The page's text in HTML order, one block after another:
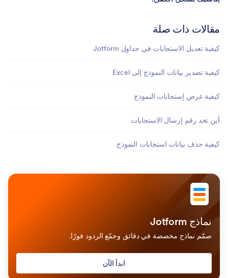
مقالات ذات صلة
كيفية تعديل الاستجابات في جداول Jotform
كيفية تصدير بيانات النموذج إلى Excel
كيفية عرض إستجابات النموذج
أين تجد رقم إرسال الاستجابات
كيفية حذف بيانات استجابات النموذج
نماذج Jotform
صمّم نماذج مخصصة في دقائق وجمّع الردود فورًا.
ابدأ الآن